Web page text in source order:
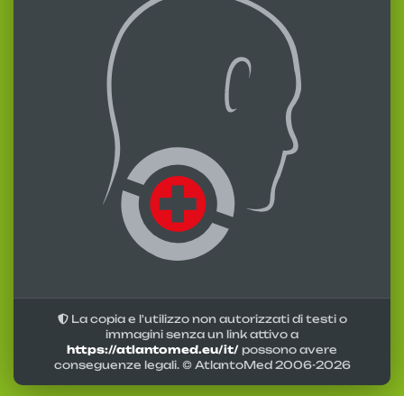
La copia e l'utilizzo non autorizzati di testi o
immagini senza un link attivo a
https://atlantomed.eu/it/ possono avere
conseguenze legali. © AtlantoMed 2006-2026